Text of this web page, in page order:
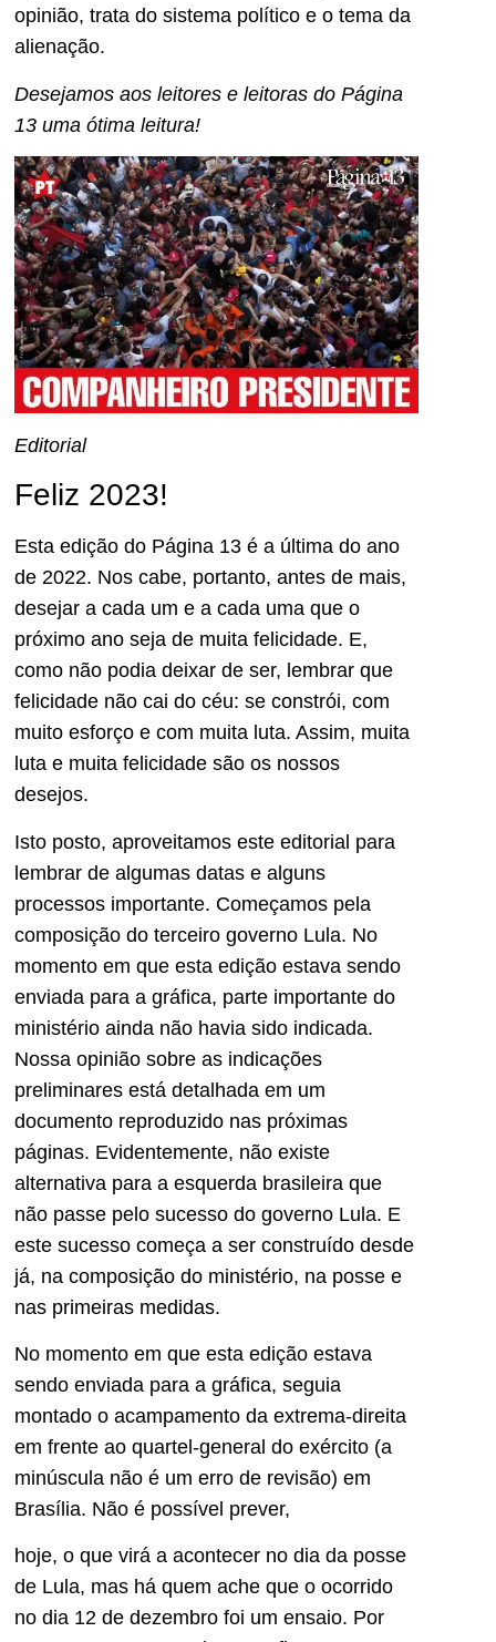
opinião, trata do sistema político e o tema da
alienação.
Desejamos aos leitores e leitoras do Página
13 uma ótima leitura!
Editorial
Feliz 2023!
Esta edição do Página 13 é a última do ano
de 2022. Nos cabe, portanto, antes de mais,
desejar a cada um e a cada uma que o
próximo ano seja de muita felicidade. E,
como não podia deixar de ser, lembrar que
felicidade não cai do céu: se constrói, com
muito esforço e com muita luta. Assim, muita
luta e muita felicidade são os nossos
desejos.
Isto posto, aproveitamos este editorial para
lembrar de algumas datas e alguns
processos importante. Começamos pela
composição do terceiro governo Lula. No
momento em que esta edição estava sendo
enviada para a gráfica, parte importante do
ministério ainda não havia sido indicada.
Nossa opinião sobre as indicações
preliminares está detalhada em um
documento reproduzido nas próximas
páginas. Evidentemente, não existe
alternativa para a esquerda brasileira que
não passe pelo sucesso do governo Lula. E
este sucesso começa a ser construído desde
já, na composição do ministério, na posse e
nas primeiras medidas.
No momento em que esta edição estava
sendo enviada para a gráfica, seguia
montado o acampamento da extrema-direita
em frente ao quartel-general do exército (a
minúscula não é um erro de revisão) em
Brasília. Não é possível prever,
hoje, o que virá a acontecer no dia da posse
de Lula, mas há quem ache que o ocorrido
no dia 12 de dezembro foi um ensaio. Por